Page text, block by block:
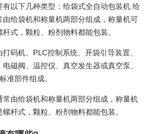
有以下几种类型：给袋式全自动包装机 给
给袋机和称量机两部分组成，称量机可
式，颗粒、粉剂物料都能包装。
码机、PLC控制系统、开袋引导装置、
磁阀、温控仪、真空发生器或真空泵、
准部件组成。
由给袋机和称量机两部分组成，称量机
杆式，颗粒、粉剂物料都能包装。